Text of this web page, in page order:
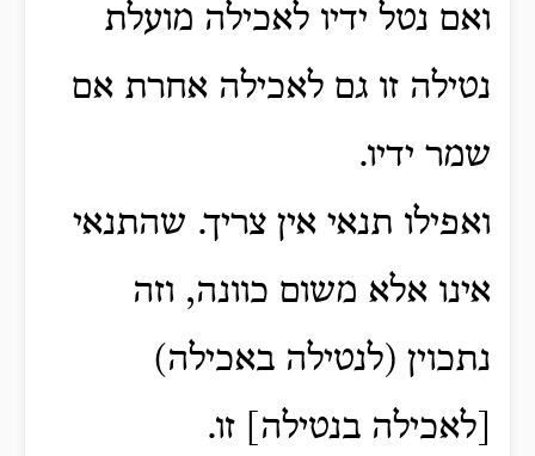
ואם נטל ידיו לאכילה מועלת
נטילה זו גם לאכילה אחרת אם
שמר ידיו.
ואפילו תנאי אין צריך. שהתנאי
אינו אלא משום כוונה, וזה
נתכוין (לנטילה באכילה)
[לאכילה בנטילה] זו.